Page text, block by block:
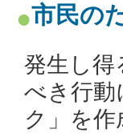
市民の
発生し得
べき行動
ク」を作